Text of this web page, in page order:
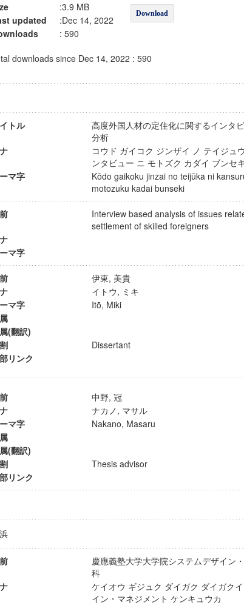
ンター
点
Download
:3.9 MB
updated
:Dec 14, 2022
: 590
downloads since Dec 14, 2022 : 590
トル
高度外国人材の定住化に関するインタ
分析
コウド ガイコク ジンザイ ノ テイジュ
ンタビュー ニ モトズク カダイ ブンセ
マ字
Kōdo gaikoku jinzai no teijūka ni
motozuku kadai bunseki
Interview based analysis of issues
settlement of skilled foreigners
マ字
伊東, 美貴
イトウ, ミキ
マ字
Itō, Miki
(翻訳)
Dissertant
リンク
中野, 冠
ナカノ, マサル
マ字
Nakano, Masaru
(翻訳)
Thesis advisor
リンク
慶應義塾大学大学院システムデザイン
科
ケイオウ ギジュク ダイガク ダイガク
イン・マネジメント ケンキュウカ